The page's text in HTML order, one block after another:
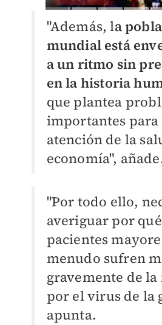
"Además, la
mundial está
a un ritmo sin
en la historia
que plantea
importantes para
atención de la
economía",
"Por todo ello,
averiguar por
pacientes
menudo sufren
gravemente de
por el virus de la
apunta.